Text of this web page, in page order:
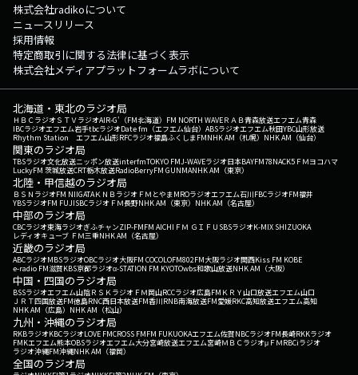
株式会社radikoについて
ニュースリリース
採用情報
特定商取引に関する法律に基づく表示
株式会社メディアプラットフォームラボについて
北海道・東北のラジオ局
ＨＢＣラジオＳＴＶラジオAIR-G'（FM北海道） FM NORTH WAVEＲＡＢ青森放送エフエム青森
IBCラジオエフエム岩手tbcラジオDate fm（エフエム仙台） ABSラジオエフエム秋田YBC山形放送
Rhythm Station エフエム山形RFCラジオ福島ふくしまFMNHK AM（札幌） NHK AM（仙台）
関東のラジオ局
TBSラジオ文化放送ニッポン放送interfmTOKYO FMJ-WAVEラジオ日本BAYFM78NACK5 ＦＭヨコハマ
LuckyFM 茨城放送CRT栃木放送RadioBerryFM GUNMANHK AM（東京）
北陸・甲信越のラジオ局
ＢＳＮラジオFM NIIGATAＫＮＢラジオ ＦＭとやまMROラジオエフエム石川FBCラジオFM福井
YBSラジオFM FUJISBCラジオ ＦＭ長野NHK AM（東京） NHK AM（名古屋）
中部のラジオ局
CBCラジオ東海ラジオぎふチャンZIP-FMFM AICHI ＦＭ ＧＩＦＵ SBSラジオK-MIX SHIZUOKA
レディオキューブ ＦＭ三重NHK AM（名古屋）
近畿のラジオ局
ABCラジオMBSラジオOBCラジオ大阪FM COCOLOFM802FM大阪ラジオ関西Kiss FM KOBE
e-radio FM滋賀KBS京都ラジオα-STATION FM KYOTOwbs和歌山放送NHK AM（大阪）
中国・四国のラジオ局
BSSラジオエフエム山陰ＲＳＫラジオ ＦＭ岡山RCCラジオ広島FM ＫＲＹ山口放送エフエム山口
ＪＲＴ四国放送FM徳島RNC西日本放送FM香川RNB南海放送FM愛媛RKC高知放送エフエム高知
NHK AM（広島） NHK AM（松山）
九州・沖縄のラジオ局
RKBラジオKBCラジオLOVE FMCROSS FMFM FUKUOKAエフエム佐賀NBCラジオFM長崎RKKラジオ
FMKエフエム熊本OBSラジオエフエム大分宮崎放送エフエム宮崎ＭＢＣラジオμＦＭRBCiラジオ
ラジオ沖縄FM沖縄NHK AM（福岡）
全国のラジオ局